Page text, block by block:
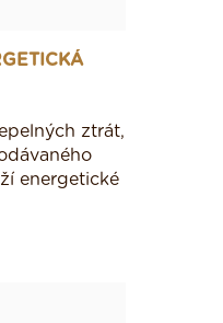
ztrát,
ener­getické